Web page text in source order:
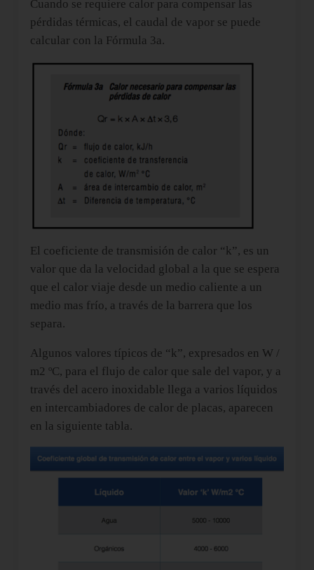
Cuando se requiere calor para compensar las
pérdidas térmicas, el caudal de vapor se puede
calcular con la Fórmula 3a.
El coeficiente de transmisión de calor “k”, es un
valor que da la velocidad global a la que se espera
que el calor viaje desde un medio caliente a un
medio mas frío, a través de la barrera que los
separa.
Algunos valores típicos de “k”, expresados en W /
m2 ºC, para el flujo de calor que sale del vapor, y a
través del acero inoxidable llega a varios líquidos
en intercambiadores de calor de placas, aparecen
en la siguiente tabla.